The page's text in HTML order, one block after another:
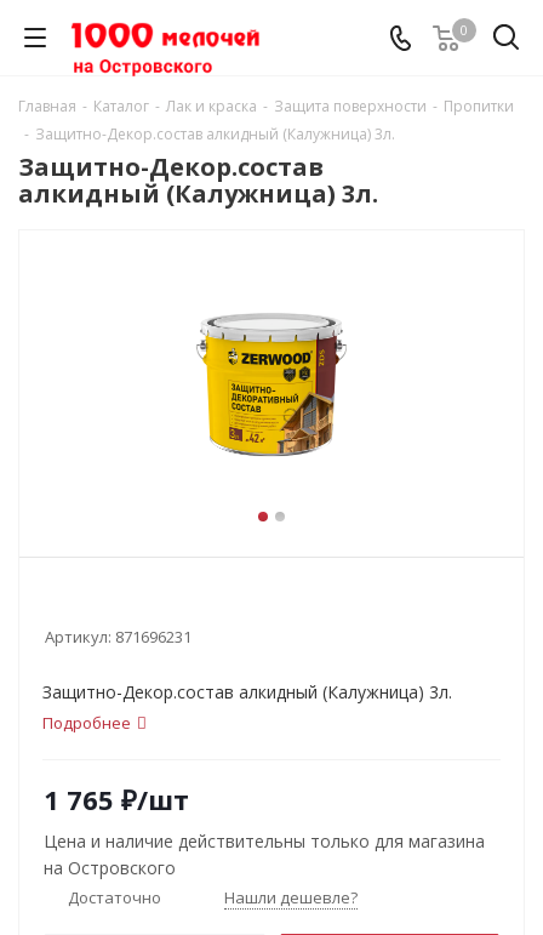
0
Главная - Каталог - Лак и краска - Защита поверхности - Пропитки
- Защитно-Декор.состав алкидный (Калужница) 3л.
Защитно-Декор.состав
алкидный (Калужница) 3л.
Артикул: 871696231
Защитно-Декор.состав алкидный (Калужница) 3л.
Подробнее
1 765 ₽/шт
Цена и наличие действительны только для магазина
на Островского
Достаточно Нашли дешевле?